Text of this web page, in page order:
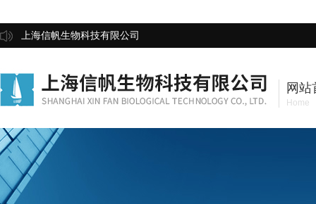
上海信帆生物科技有限公司
网站
Home